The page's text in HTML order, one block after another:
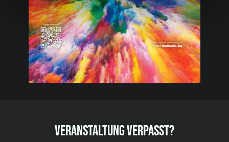
VERANSTALTUNG VERPASST?